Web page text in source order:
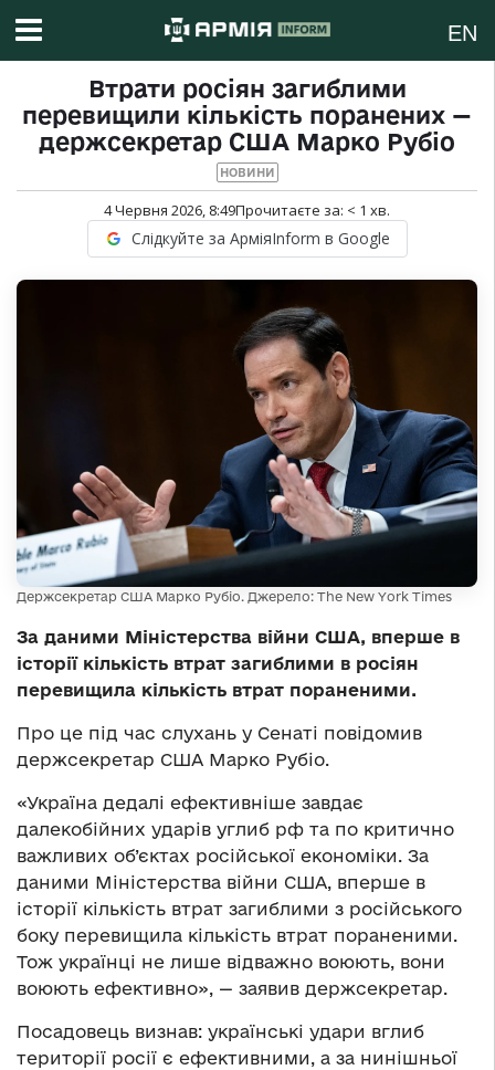
EN
Втрати росіян загиблими
перевищили кількість поранених —
держсекретар США Марко Рубіо
НОВИНИ
4 Червня 2026, 8:49Прочитаєте за: < 1 хв.
Слідкуйте за АрміяInform в Google
Держсекретар США Марко Рубіо. Джерело: The New York Times
За даними Міністерства війни США, вперше в
історії кількість втрат загиблими в росіян
перевищила кількість втрат пораненими.
Про це під час слухань у Сенаті повідомив
держсекретар США Марко Рубіо.
«Україна дедалі ефективніше завдає
далекобійних ударів углиб рф та по критично
важливих об’єктах російської економіки. За
даними Міністерства війни США, вперше в
історії кількість втрат загиблими з російського
боку перевищила кількість втрат пораненими.
Тож українці не лише відважно воюють, вони
воюють ефективно», — заявив держсекретар.
Посадовець визнав: українські удари вглиб
території росії є ефективними, а за нинішньої